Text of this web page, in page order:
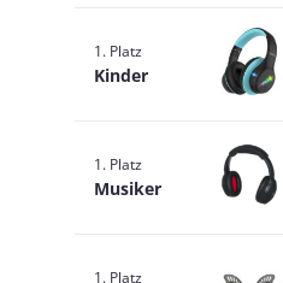
1. Platz
Kinder
1. Platz
Musiker
1. Platz